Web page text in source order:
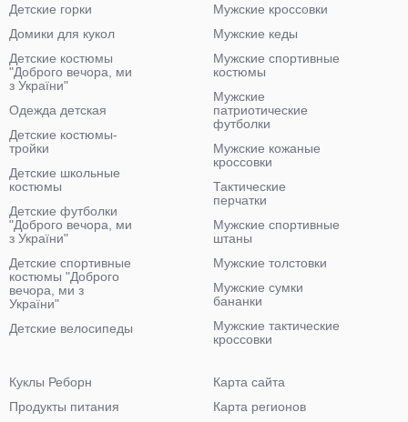
Детские горки
Домики для кукол
Детские костюмы
"Доброго вечора, ми
з України"
Одежда детская
Детские костюмы-
тройки
Детские школьные
костюмы
Детские футболки
"Доброго вечора, ми
з України"
Детские спортивные
костюмы "Доброго
вечора, ми з
України"
Детские велосипеды
Мужские кроссовки
Мужские кеды
Мужские спортивные
костюмы
Мужские
патриотические
футболки
Мужские кожаные
кроссовки
Тактические
перчатки
Мужские спортивные
штаны
Мужские толстовки
Мужские сумки
бананки
Мужские тактические
кроссовки
Куклы Реборн
Продукты питания
Карта сайта
Карта регионов